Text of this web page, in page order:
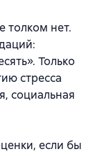
толком нет.
Только
стресса
социальная
если бы